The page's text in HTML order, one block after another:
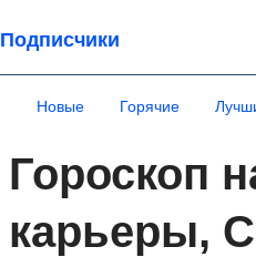
Подписчики
Новые Горячие
Гороскоп
карьеры,